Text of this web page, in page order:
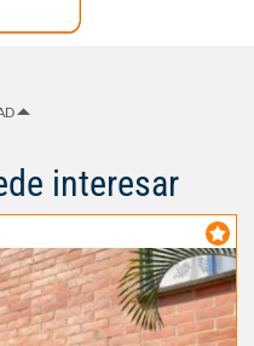
interesar